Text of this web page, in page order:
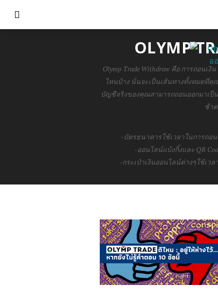
OLYMP
Olymp Trade Withdraw คือ การถอนเ
ไหนบ้าง นั่นจะเป็นเส้นทางทั้งหมดที่คุ
บัญชีจริงของคุณสามารถถอนออกมาเป็
ช้า
-บัตรธนาคารใช้เวลาในการถอ
-ออนไลน์แบ้งกิ้งและ QR
-กระเป๋าเงินออนไลน์ต่างๆใช้เว